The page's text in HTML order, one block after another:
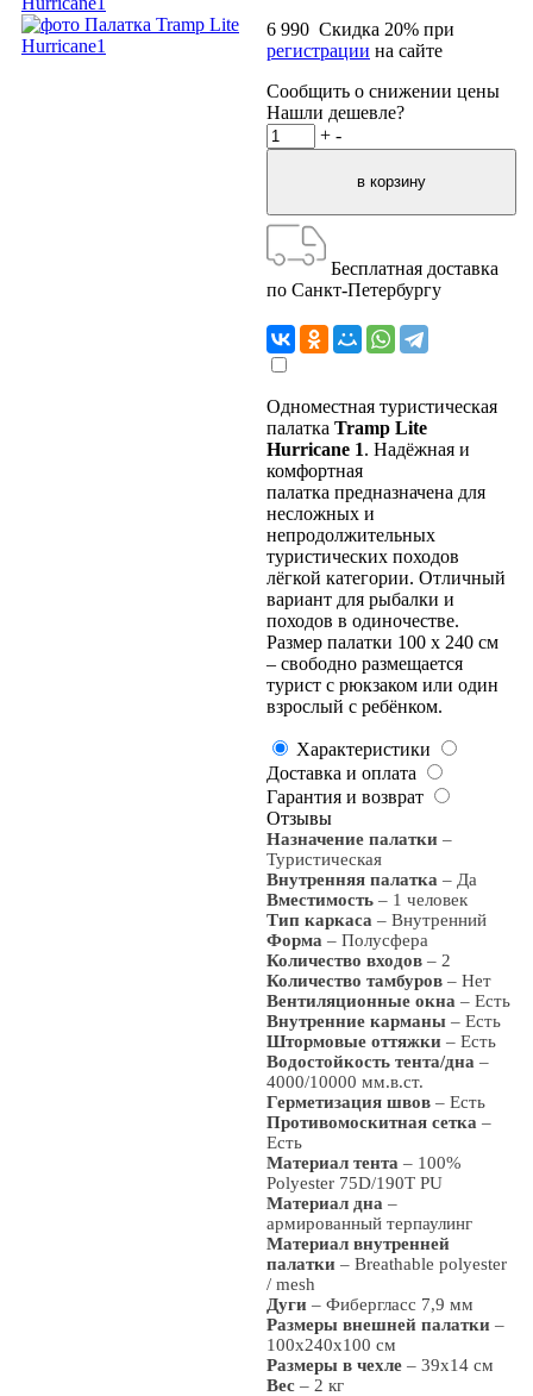
6 990 Скидка 20% при
регистрации на сайте
Сообщить о снижении цены
Нашли дешевле?
+ -
Бесплатная доставка
по Санкт-Петербургу
Одноместная туристическая
палатка Tramp Lite
Hurricane 1. Надёжная и
комфортная
палатка предназначена для
несложных и
непродолжительных
туристических походов
лёгкой категории. Отличный
вариант для рыбалки и
походов в одиночестве.
Размер палатки 100 х 240 см
– свободно размещается
турист с рюкзаком или один
взрослый с ребёнком.
Характеристики
Доставка и оплата
Гарантия и возврат
Отзывы
Назначение палатки –
Туристическая
Внутренняя палатка – Да
Вместимость – 1 человек
Тип каркаса – Внутренний
Форма – Полусфера
Количество входов – 2
Количество тамбуров – Нет
Вентиляционные окна – Есть
Внутренние карманы – Есть
Штормовые оттяжки – Есть
Водостойкость тента/дна –
4000/10000 мм.в.ст.
Герметизация швов – Есть
Противомоскитная сетка –
Есть
Материал тента – 100%
Polyester 75D/190T PU
Материал дна –
армированный терпаулинг
Материал внутренней
палатки – Breathable polyester
/ mesh
Дуги – Фибергласс 7,9 мм
Размеры внешней палатки –
100х240х100 см
Размеры в чехле – 39х14 см
Вес – 2 кг